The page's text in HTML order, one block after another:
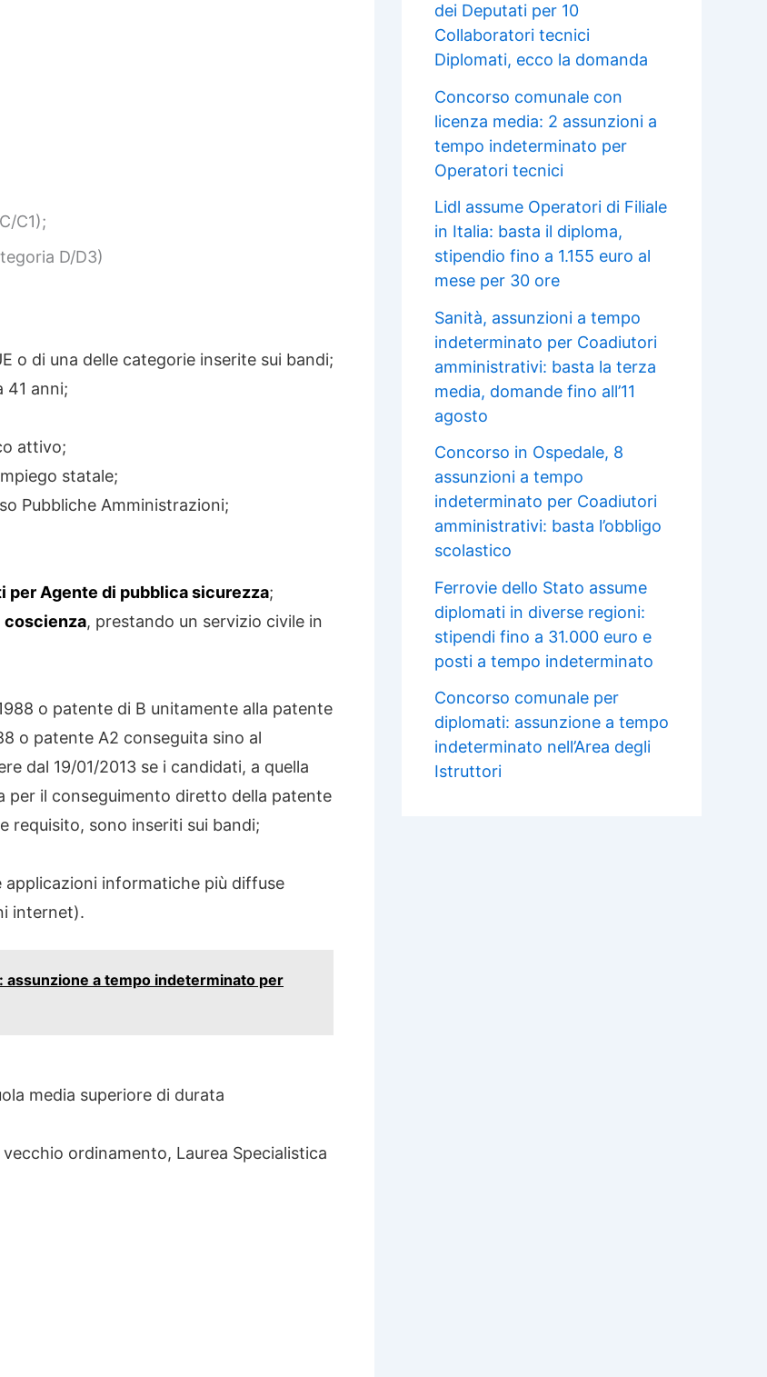
C1);
D/D3)
o di una delle categorie inserite sui bandi;
41 anni;
attivo;
statale;
Pubbliche Amministrazioni;
per Agente di pubblica sicurezza;
coscienza, prestando un servizio civile in
o patente di B unitamente alla patente
o patente A2 conseguita sino al
dal 19/01/2013 se i candidati, a quella
per il conseguimento diretto della patente
requisito, sono inseriti sui bandi;
applicazioni informatiche più diffuse
internet).
assunzione a tempo indeterminato per
media superiore di durata
vecchio ordinamento, Laurea Specialistica
dei Deputati per 10
Collaboratori tecnici
Diplomati, ecco la domanda
Concorso comunale con
licenza media: 2 assunzioni a
tempo indeterminato per
Operatori tecnici
Lidl assume Operatori di Filiale
in Italia: basta il diploma,
stipendio fino a 1.155 euro al
mese per 30 ore
Sanità, assunzioni a tempo
indeterminato per Coadiutori
amministrativi: basta la terza
media, domande fino all’11
agosto
Concorso in Ospedale, 8
assunzioni a tempo
indeterminato per Coadiutori
amministrativi: basta l’obbligo
scolastico
Ferrovie dello Stato assume
diplomati in diverse regioni:
stipendi fino a 31.000 euro e
posti a tempo indeterminato
Concorso comunale per
diplomati: assunzione a tempo
indeterminato nell’Area degli
Istruttori